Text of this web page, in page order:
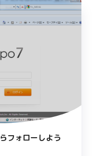
フォローしよう